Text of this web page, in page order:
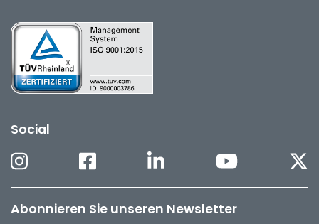
Social
Abonnieren Sie unseren Newsletter